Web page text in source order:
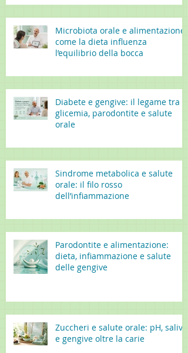
Microbiota orale e alimentazione:
come la dieta influenza
l’equilibrio della bocca
Diabete e gengive: il legame tra
glicemia, parodontite e salute
orale
Sindrome metabolica e salute
orale: il filo rosso
dell’infiammazione
Parodontite e alimentazione:
dieta, infiammazione e salute
delle gengive
Zuccheri e salute orale: pH, saliva
e gengive oltre la carie